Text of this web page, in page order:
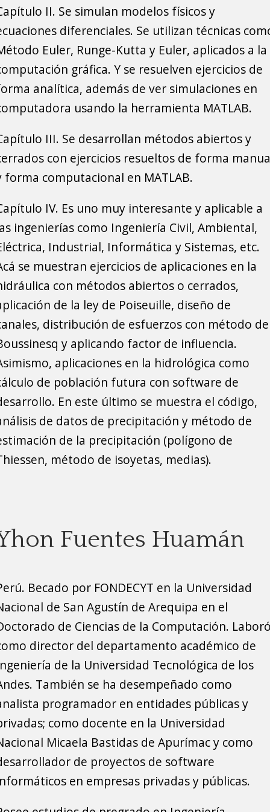
II. Se simulan modelos físicos y
diferenciales. Se utilizan técnicas
Euler, Runge-Kutta y Euler, aplicados a la
gráfica. Y se resuelven ejercicios de
analítica, además de ver simulaciones en
usando la herramienta MATLAB.
III. Se desarrollan métodos abiertos y
con ejercicios resueltos de forma
forma computacional en MATLAB.
IV. Es uno muy interesante y aplicable a
ingenierías como Ingeniería Civil, Ambiental,
Industrial, Informática y Sistemas, etc.
se muestran ejercicios de aplicaciones en la
con métodos abiertos o cerrados,
de la ley de Poiseuille, diseño de
distribución de esfuerzos con método de
y aplicando factor de influencia.
aplicaciones en la hidrológica como
de población futura con software de
En este último se muestra el código,
de datos de precipitación y método de
de la precipitación (polígono de
método de isoyetas, medias).
Fuentes Huamán
Becado por FONDECYT en la Universidad
de San Agustín de Arequipa en el
de Ciencias de la Computación.
director del departamento académico de
de la Universidad Tecnológica de los
También se ha desempeñado como
programador en entidades públicas y
como docente en la Universidad
Micaela Bastidas de Apurímac y como
de proyectos de software
en empresas privadas y públicas.